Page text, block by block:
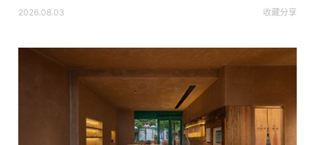
2026.08.03 收藏分享